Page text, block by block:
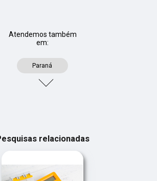
Atendemos também
em:
Paraná
relacionadas